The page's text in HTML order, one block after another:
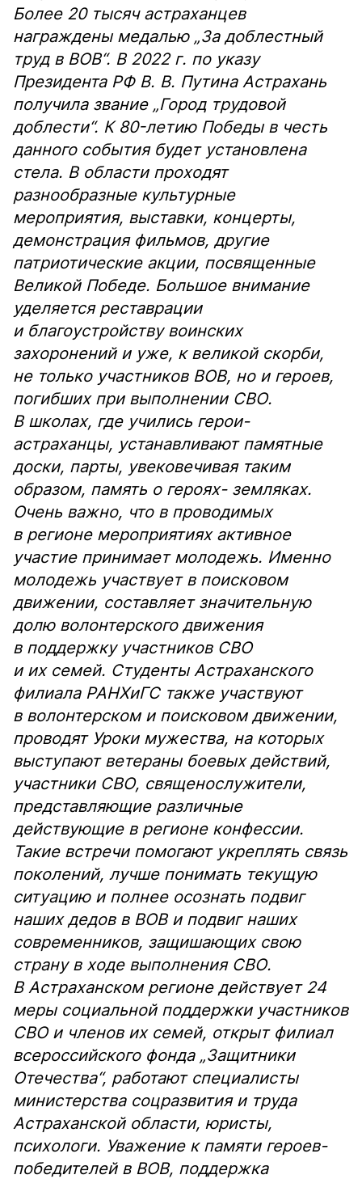
Более 20 тысяч астраханцев
награждены медалью „За доблестный
труд в ВОВ“. В 2022 г. по указу
Президента РФ В. В. Путина Астрахань
получила звание „Город трудовой
доблести“. К 80-летию Победы в честь
данного события будет установлена
стела. В области проходят
разнообразные культурные
мероприятия, выставки, концерты,
демонстрация фильмов, другие
патриотические акции, посвященные
Великой Победе. Большое внимание
уделяется реставрации
и благоустройству воинских
захоронений и уже, к великой скорби,
не только участников ВОВ, но и героев,
погибших при выполнении СВО.
В школах, где учились герои-
астраханцы, устанавливают памятные
доски, парты, увековечивая таким
образом, память о героях- земляках.
Очень важно, что в проводимых
в регионе мероприятиях активное
участие принимает молодежь. Именно
молодежь участвует в поисковом
движении, составляет значительную
долю волонтерского движения
в поддержку участников СВО
и их семей. Студенты Астраханского
филиала РАНХиГС также участвуют
в волонтерском и поисковом движении,
проводят Уроки мужества, на которых
выступают ветераны боевых действий,
участники СВО, священослужители,
представляющие различные
действующие в регионе конфессии.
Такие встречи помогают укреплять связь
поколений, лучше понимать текущую
ситуацию и полнее осознать подвиг
наших дедов в ВОВ и подвиг наших
современников, защишающих свою
страну в ходе выполнения СВО.
В Астраханском регионе действует 24
меры социальной поддержки участников
СВО и членов их семей, открыт филиал
всероссийского фонда „Защитники
Отечества“, работают специалисты
министерства соцразвития и труда
Астраханской области, юристы,
психологи. Уважение к памяти героев-
победителей в ВОВ, поддержка